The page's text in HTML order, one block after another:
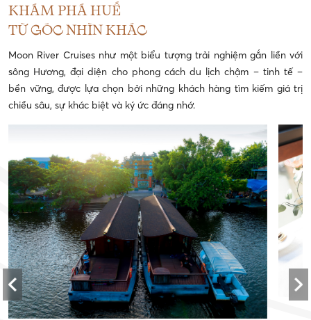
KHÁM PHÁ HUẾ
TỪ GÓC NHÌN KHÁC
Moon River Cruises như một biểu tượng trải nghiệm gắn liền với
sông Hương, đại diện cho phong cách du lịch chậm – tinh tế –
bền vững, được lựa chọn bởi những khách hàng tìm kiếm giá trị
chiều sâu, sự khác biệt và ký ức đáng nhớ.